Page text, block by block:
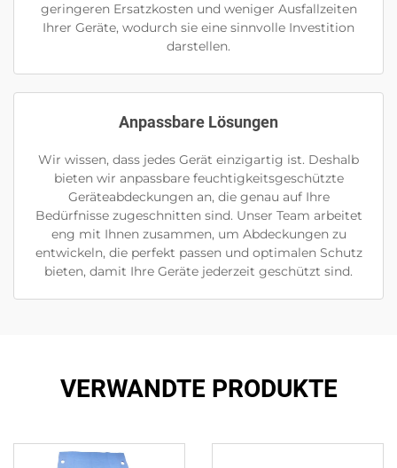
geringeren Ersatzkosten und weniger Ausfallzeiten
Ihrer Geräte, wodurch sie eine sinnvolle Investition
darstellen.
Anpassbare Lösungen
Wir wissen, dass jedes Gerät einzigartig ist. Deshalb
bieten wir anpassbare feuchtigkeitsgeschützte
Geräteabdeckungen an, die genau auf Ihre
Bedürfnisse zugeschnitten sind. Unser Team arbeitet
eng mit Ihnen zusammen, um Abdeckungen zu
entwickeln, die perfekt passen und optimalen Schutz
bieten, damit Ihre Geräte jederzeit geschützt sind.
VERWANDTE PRODUKTE